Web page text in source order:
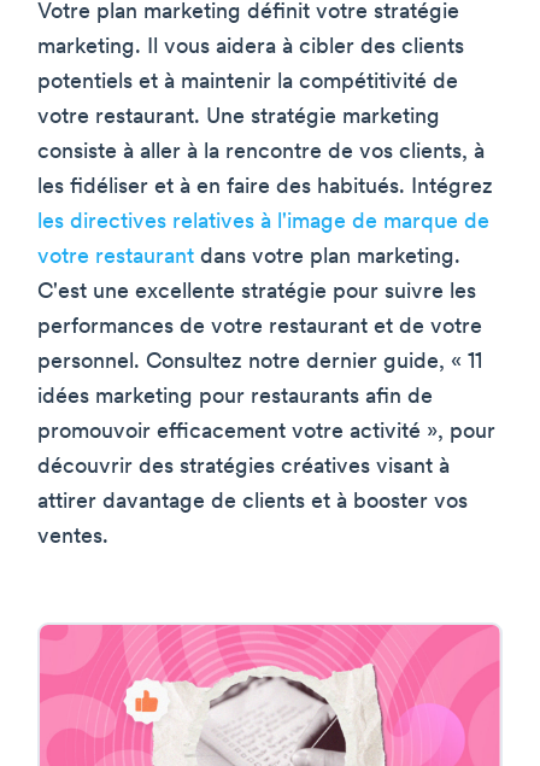
Votre plan marketing définit votre stratégie
marketing. Il vous aidera à cibler des clients
potentiels et à maintenir la compétitivité de
votre restaurant. Une stratégie marketing
consiste à aller à la rencontre de vos clients, à
les fidéliser et à en faire des habitués. Intégrez
les directives relatives à l'image de marque de
votre restaurant dans votre plan marketing.
C'est une excellente stratégie pour suivre les
performances de votre restaurant et de votre
personnel. Consultez notre dernier guide, « 11
idées marketing pour restaurants afin de
promouvoir efficacement votre activité », pour
découvrir des stratégies créatives visant à
attirer davantage de clients et à booster vos
ventes.